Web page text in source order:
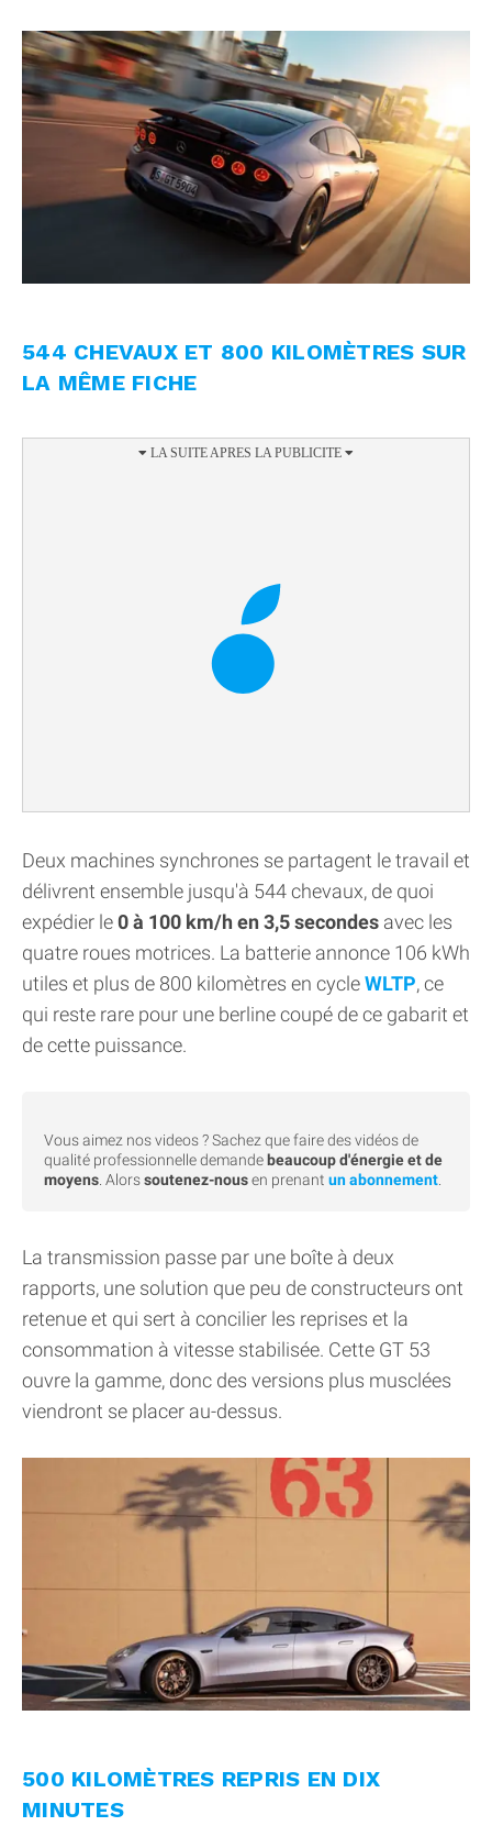
544 CHEVAUX ET 800 KILOMÈTRES SUR
LA MÊME FICHE
Deux machines synchrones se partagent le travail et
délivrent ensemble jusqu'à 544 chevaux, de quoi
expédier le0 à 100 km/h en 3,5 secondes avec les
quatre roues motrices. La batterie annonce 106 kWh
utiles et plus de 800 kilomètres en cycleWLTP, ce
qui reste rare pour une berline coupé de ce gabarit et
de cette puissance.
Vous aimez nos videos ? Sachez que faire des vidéos de
qualité professionnelle demande beaucoup d'énergie et de
moyens. Alorssoutenez-nousen prenant un abonnement.
La transmission passe par une boîte à deux
rapports, une solution que peu de constructeurs ont
retenue et qui sert à concilier les reprises et la
consommation à vitesse stabilisée. Cette GT 53
ouvre la gamme, donc des versions plus musclées
viendront se placer au-dessus.
500 KILOMÈTRES REPRIS EN DIX
MINUTES